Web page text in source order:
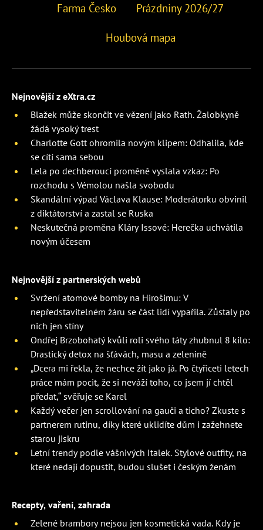
Farma Česko Prázdniny 2026/27
Houbová mapa
Nejnovější z eXtra.cz
Blažek může skončit ve vězení jako Rath. Žalobkyně
žádá vysoký trest
Charlotte Gott ohromila novým klipem: Odhalila, kde
se cítí sama sebou
Lela po dechberoucí proměně vyslala vzkaz: Po
rozchodu s Vémolou našla svobodu
Skandální výpad Václava Klause: Moderátorku obvinil
z diktátorství a zastal se Ruska
Neskutečná proměna Kláry Issové: Herečka uchvátila
novým účesem
Nejnovější z partnerských webů
Svržení atomové bomby na Hirošimu: V
nepředstavitelném žáru se část lidí vypařila. Zůstaly po
nich jen stíny
Ondřej Brzobohatý kvůli roli svého táty zhubnul 8 kilo:
Drastický detox na šťávách, masu a zelenině
„Dcera mi řekla, že nechce žít jako já. Po čtyřiceti letech
práce mám pocit, že si neváží toho, co jsem jí chtěl
předat,“ svěřuje se Karel
Každý večer jen scrollování na gauči a ticho? Zkuste s
partnerem rutinu, díky které uklidíte dům i zažehnete
starou jiskru
Letní trendy podle vášnivých Italek. Stylové outfity, na
které nedají dopustit, budou slušet i českým ženám
Recepty, vaření, zahrada
Zelené brambory nejsou jen kosmetická vada. Kdy je